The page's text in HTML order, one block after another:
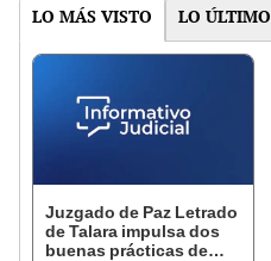
LO MÁS VISTO LO ÚLTIMO
Juzgado de Paz Letrado
de Talara impulsa dos
buenas prácticas de